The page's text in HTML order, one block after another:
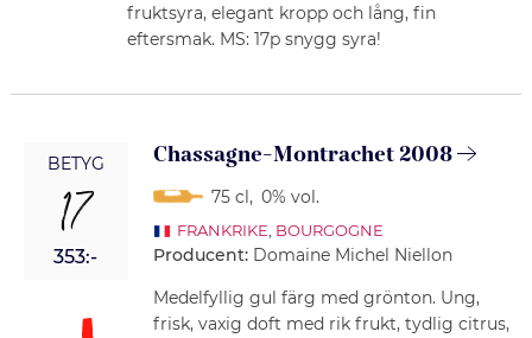
fruktsyra, elegant kropp och lång, fin
eftersmak. MS: 17p snygg syra!
BETYG
17
353:-
Chassagne-Montrachet 2008
75 cl , 0% vol.
FRANKRIKE, BOURGOGNE
Producent: Domaine Michel Niellon
Medelfyllig gul färg med grönton. Ung,
frisk, vaxig doft med rik frukt, tydlig citrus,